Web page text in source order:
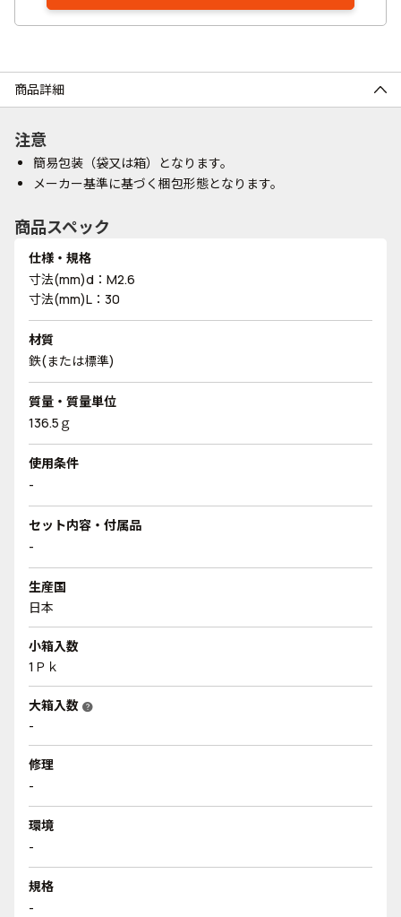
商品詳細
注意
簡易包装（袋又は箱）となります。
メーカー基準に基づく梱包形態となります。
商品スペック
仕様・規格
寸法(mm)d：M2.6
寸法(mm)L：30
材質
鉄(または標準)
質量・質量単位
136.5ｇ
使用条件
-
セット内容・付属品
-
生産国
日本
小箱入数
1Ｐｋ
大箱入数 help
-
修理
-
環境
-
規格
-